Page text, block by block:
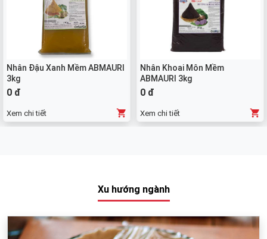
Nhân Đậu Xanh Mềm ABMAURI
3kg
0 đ
Xem chi tiết
Nhân Khoai Môn Mềm
ABMAURI 3kg
0 đ
Xem chi tiết
Xu hướng ngành